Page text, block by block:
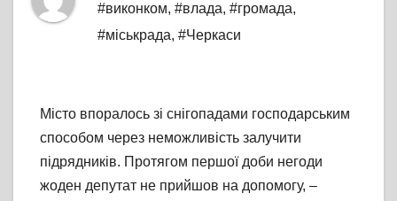
#виконком, #влада, #громада,
#міськрада, #Черкаси
Місто впоралось зі снігопадами господарським
способом через неможливість залучити
підрядників. Протягом першої доби негоди
жоден депутат не прийшов на допомогу, –